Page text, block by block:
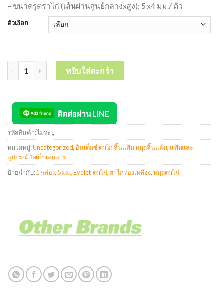
– ขนาดรูตราไก่ (เส้นผ่านศูนย์กลางxสูง): 5 x4 มม./ ตัว
ตัวเลือก
จำนวน SANKO and E'sy Brass Eyelets ตาไก่ทองเหลือง ซันโค และ
หยิบใส่ตะกร้า
ติดต่อผ่าน LINE
รหัสสินค้า:ไม่ระบุ
หมวดหมู่:Uncategorized, อินเด็กซ์ ตาไก่ ลิ้นแฟ้ม หมุดลิ้นแฟ้ม, แฟ้มและ
อุปกรณ์จัดเก็บเอกสาร
ป้ายกำกับ:1 กล่อง, 5 มม.,Eyelet, ตาไก่, ตาไก่ทองเหลือง,หมุดตาไก่